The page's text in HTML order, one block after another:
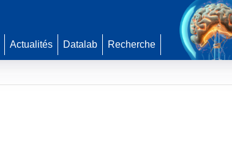
Actualités Datalab Recherche